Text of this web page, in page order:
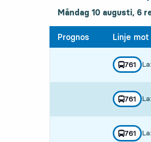
måndag 10 augusti, 6resor
Måndag 10 augusti, 6
Prognos Linje mot
linje
761
mot
,
linje
761
mot
,
linje
761
mot
,